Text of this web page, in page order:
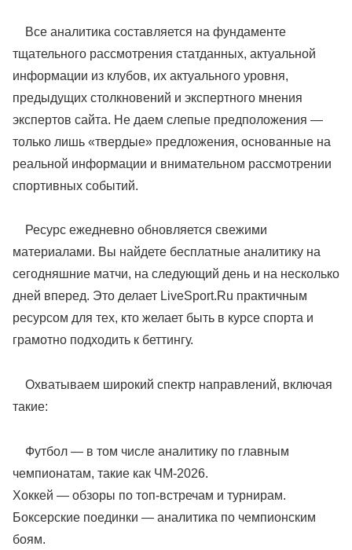
Все аналитика составляется на фундаменте
тщательного рассмотрения статданных, актуальной
информации из клубов, их актуального уровня,
предыдущих столкновений и экспертного мнения
экспертов сайта. Не даем слепые предположения —
только лишь «твердые» предложения, основанные на
реальной информации и внимательном рассмотрении
спортивных событий.
Ресурс ежедневно обновляется свежими
материалами. Вы найдете бесплатные аналитику на
сегодняшние матчи, на следующий день и на несколько
дней вперед. Это делает LiveSport.Ru практичным
ресурсом для тех, кто желает быть в курсе спорта и
грамотно подходить к беттингу.
Охватываем широкий спектр направлений, включая
такие:
Футбол — в том числе аналитику по главным
чемпионатам, такие как ЧМ-2026.
Хоккей — обзоры по топ-встречам и турнирам.
Боксерские поединки — аналитика по чемпионским
боям.